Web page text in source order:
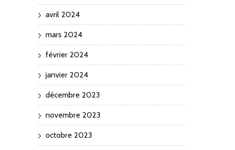
avril 2024
mars 2024
février 2024
janvier 2024
décembre 2023
novembre 2023
octobre 2023